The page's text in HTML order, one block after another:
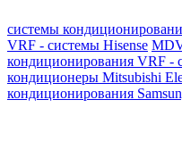
системы
VRF - системы Hisense
кондиционирования VRF -
кондиционеры Mitsubishi
кондиционирования